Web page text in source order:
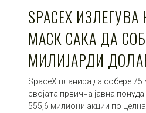
SPACEX
МАСК САКА ДА
МИЛИЈАРДИ
SpaceX планира да собере 75
својата првична јавна
555,6 милиони акции по